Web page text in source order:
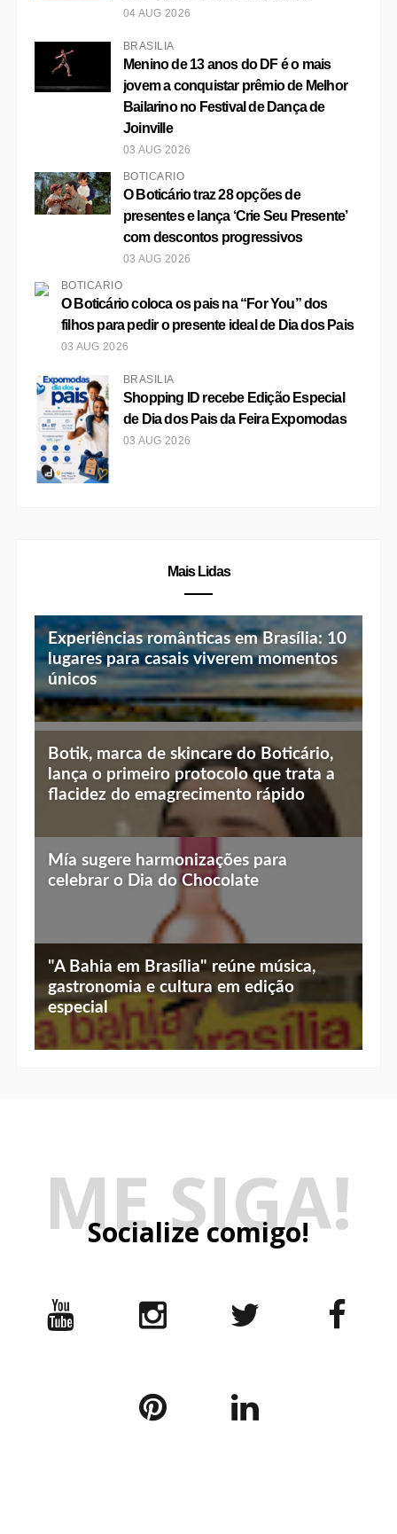
04 AUG 2026
BRASÍLIA
Menino de 13 anos do DF é o mais
jovem a conquistar prêmio de Melhor
Bailarino no Festival de Dança de
Joinville
03 AUG 2026
BOTICÁRIO
O Boticário traz 28 opções de
presentes e lança ‘Crie Seu Presente’
com descontos progressivos
03 AUG 2026
BOTICÁRIO
O Boticário coloca os pais na “For You” dos
filhos para pedir o presente ideal de Dia dos Pais
03 AUG 2026
BRASÍLIA
Shopping ID recebe Edição Especial
de Dia dos Pais da Feira Expomodas
03 AUG 2026
Mais Lidas
Experiências românticas em Brasília: 10
lugares para casais viverem momentos
únicos
Top 10 jantares românticos em Brasília:
luz baixa, vista linda e menu especial
Botik, marca de skincare do Boticário,
lança o primeiro protocolo que trata a
flacidez do emagrecimento rápido
Mía sugere harmonizações para
celebrar o Dia do Chocolate
"A Bahia em Brasília" reúne música,
gastronomia e cultura em edição
especial
ME SIGA!
Socialize comigo!